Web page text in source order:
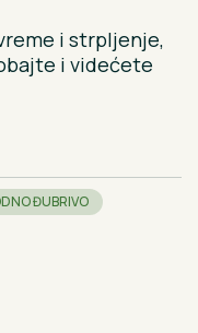
i strpljenje,
i videćete
ĐUBRIVO